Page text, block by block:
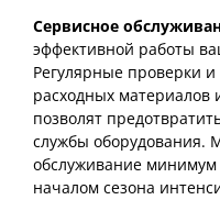
Сервисное
эффективной работы
Регулярные проверки
расходных материалов
позволят
службы оборудования.
обслуживание минимум
началом сезона